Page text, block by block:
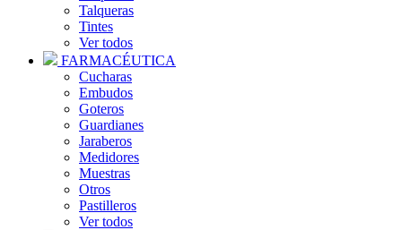
Talqueras
Tintes
Ver todos
FARMACÉUTICA
Cucharas
Embudos
Goteros
Guardianes
Jaraberos
Medidores
Muestras
Otros
Pastilleros
Ver todos